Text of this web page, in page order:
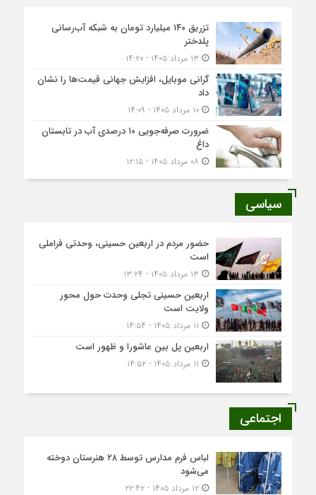
تزریق ۱۴۰ میلیارد تومان به شبکه آب‌رسانی
پلدختر
گرانی موبایل، افزایش جهانی قیمت‌ها را نشان
داد
۱۰ مرداد ۱۴۰۵ - ۱۴:۰۹
ضرورت صرفه‌جویی ۱۰ درصدی آب در تابستان
داغ
سیاسی
حضور مردم در اربعین حسینی، وحدتی فراملی
است
اربعین حسینی تجلی وحدت حول محور
ولایت است
اربعین پل بین عاشورا و ظهور است
اجتماعی
لباس فرم مدارس توسط ۲۸ هنرستان‌ دوخته
می‌شود
۱۲ مرداد ۱۴۰۵ - ۲۲:۴۲